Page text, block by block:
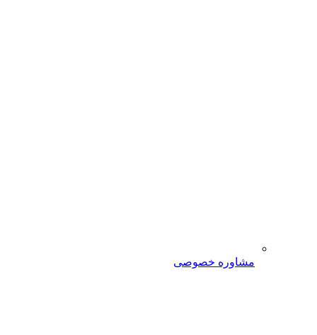
مشاوره خصوصی